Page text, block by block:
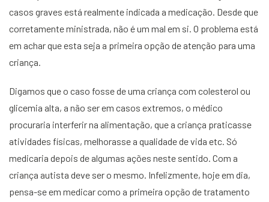
casos graves está realmente indicada a medicação. Desde que
corretamente ministrada, não é um mal em si. O problema está
em achar que esta seja a primeira opção de atenção para uma
criança.
Digamos que o caso fosse de uma criança com colesterol ou
glicemia alta, a não ser em casos extremos, o médico
procuraria interferir na alimentação, que a criança praticasse
atividades físicas, melhorasse a qualidade de vida etc. Só
medicaria depois de algumas ações neste sentido. Com a
criança autista deve ser o mesmo. Infelizmente, hoje em dia,
pensa-se em medicar como a primeira opção de tratamento